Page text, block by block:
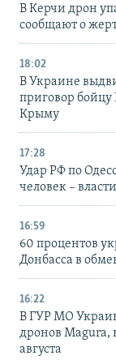
В Керчи дрон
сообщают о
18:02
В Украине
приговор
Крыму
17:28
Удар РФ по
человек – власти
16:59
60 процентов
Донбасса в
16:22
В ГУР МО
дронов Magura,
августа